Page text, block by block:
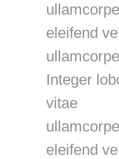
eleifend
Integer
vitae
eleifend